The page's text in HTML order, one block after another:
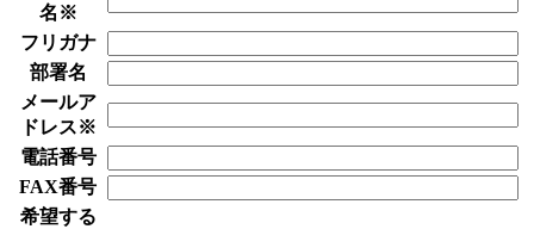
名 ※
フリガナ
部署名
メールア
ドレス※
電話番号
FAX番号
希望する